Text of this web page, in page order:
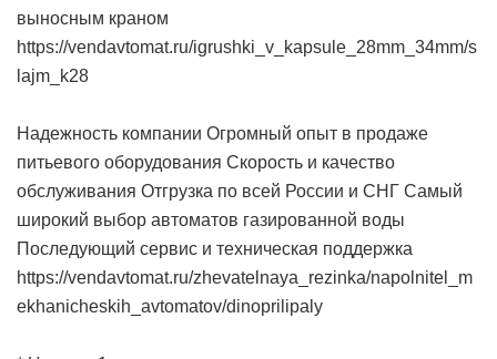
выносным краном
https://vendavtomat.ru/igrushki_v_kapsule_28mm_34mm/s
lajm_k28
Надежность компании Огромный опыт в продаже
питьевого оборудования Скорость и качество
обслуживания Отгрузка по всей России и СНГ Самый
широкий выбор автоматов газированной воды
Последующий сервис и техническая поддержка
https://vendavtomat.ru/zhevatelnaya_rezinka/napolnitel_m
ekhanicheskih_avtomatov/dinoprilipaly